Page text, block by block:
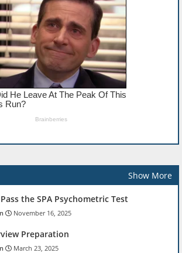
Show More
the SPA Psychometric Test
November 16, 2025
Preparation
March 23, 2025